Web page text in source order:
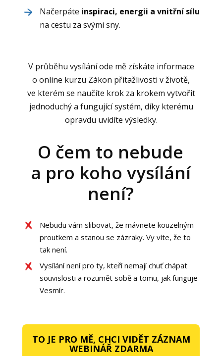
Načerpáte inspiraci, energii a vnitřní sílu
na cestu za svými sny.
V průběhu vysílání ode mě získáte informace
o online kurzu Zákon přitažlivosti v životě,
ve kterém se naučíte krok za krokem vytvořit
jednoduchý a fungující systém, díky kterému
opravdu uvidíte výsledky.
O čem to nebude
a pro koho vysílání
není?
Nebudu vám slibovat, že mávnete kouzelným
proutkem a stanou se zázraky. Vy víte, že to
tak není.
Vysílání není pro ty, kteří nemají chuť chápat
souvislosti a rozumět sobě a tomu, jak funguje
Vesmír.
TO JE PRO MĚ, CHCI VIDĚT ZÁZNAM
WEBINÁŘ ZDARMA